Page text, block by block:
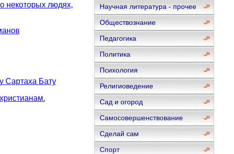
людях,
Сартаха Бату
Научная литература - прочее
Обществознание
Педагогика
Политика
Психология
Религиоведение
Сад и огород
Самосовершенствование
Сделай сам
Спорт